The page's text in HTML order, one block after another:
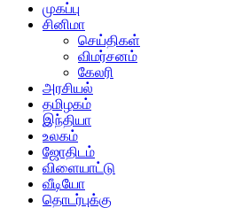
முகப்பு
சினிமா
செய்திகள்
விமர்சனம்
கேலரி
அரசியல்
தமிழகம்
இந்தியா
உலகம்
ஜோதிடம்
விளையாட்டு
வீடியோ
தொடர்புக்கு